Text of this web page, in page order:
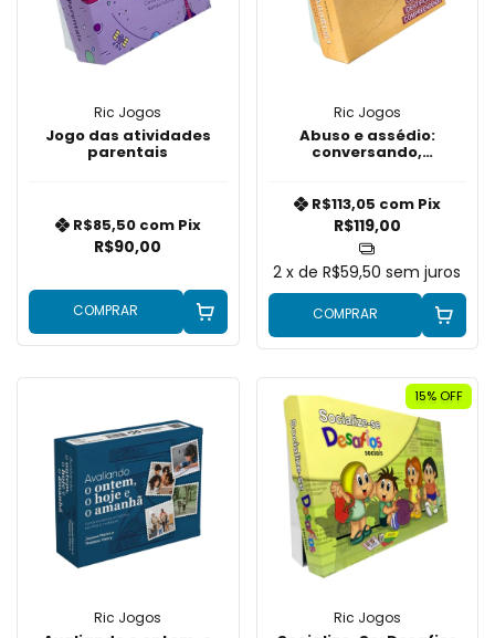
Ric Jogos
Jogo das atividades
parentais
R$90,00
R$85,50 com Pix
COMPRAR
Ric Jogos
Abuso e assédio:
conversando,
R$119,00
R$113,05 com Pix
2 x deR$59,50 sem juros
COMPRAR
Ric Jogos
15% OFF
Ric Jogos